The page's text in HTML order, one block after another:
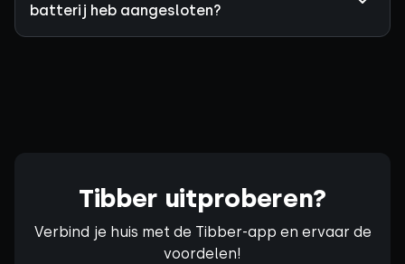
batterij heb aangesloten?
Tibber uitproberen?
Verbind je huis met de Tibber-app en ervaar de
voordelen!